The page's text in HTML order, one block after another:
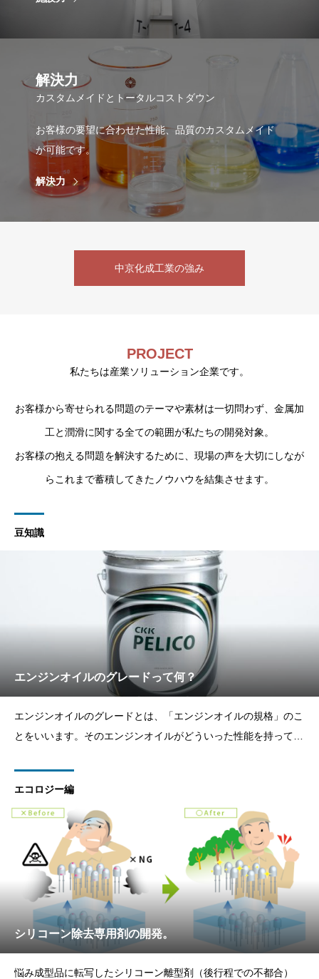
解決力
カスタムメイドとトータルコストダウン
お客様の要望に合わせた性能、品質のカスタムメイド
が可能です。
解決力
中京化成工業の強み
PROJECT
私たちは産業ソリューション企業です。
お客様から寄せられる問題のテーマや素材は一切問わず、金属加
工と潤滑に関する全ての範囲が私たちの開発対象。
お客様の抱える問題を解決するために、現場の声を大切にしなが
らこれまで蓄積してきたノウハウを結集させます。
豆知識
エンジンオイルのグレードって何？
エンジンオイルのグレードとは、「エンジンオイルの規格」のこ
とをいいます。そのエンジンオイルがどういった性能を持ってい
エンジンオイルのグレードが高くなるほど性能が高くなるのはど
の
エコロジー編
シリコーン除去専用剤の開発。
悩み成型品に転写したシリコーン離型剤（後行程での不都合）